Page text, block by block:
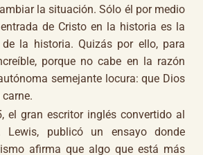
la situación. Sólo él por medio
de Cristo en la historia es la
la historia. Quizás por ello, para
porque no cabe en la razón
semejante locura: que Dios
escritor inglés convertido al
Lewis, publicó un ensayo donde
afirma que algo que está más